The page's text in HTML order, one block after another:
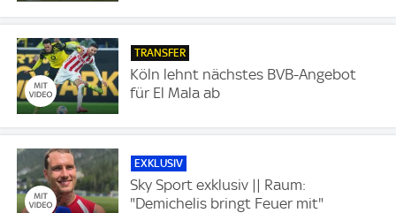
TRANSFER
Köln lehnt nächstes BVB-Angebot
für El Mala ab
EXKLUSIV
Sky Sport exklusiv || Raum:
"Demichelis bringt Feuer mit"